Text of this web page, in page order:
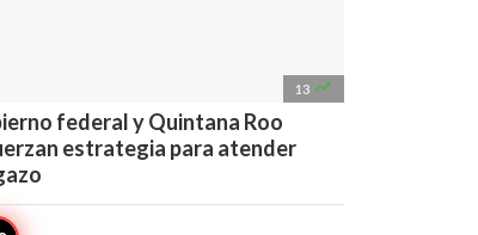
13 
federal y Quintana Roo
estrategia para atender